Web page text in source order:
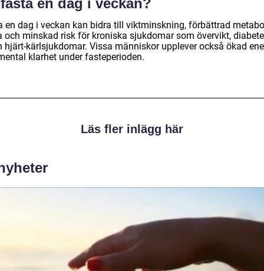
en dag i veckan?
en dag i veckan kan bidra till viktminskning, förbättrad
och minskad risk för kroniska sjukdomar som övervikt,
hjärt-kärlsjukdomar. Vissa människor upplever också ökad
klarhet under fasteperioden.
Läs fler inlägg här